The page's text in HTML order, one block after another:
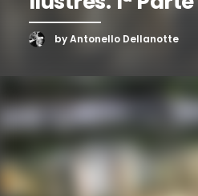
by Antonello Dellanotte